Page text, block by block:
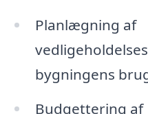
Planlægning af
bygningens
Budgettering af